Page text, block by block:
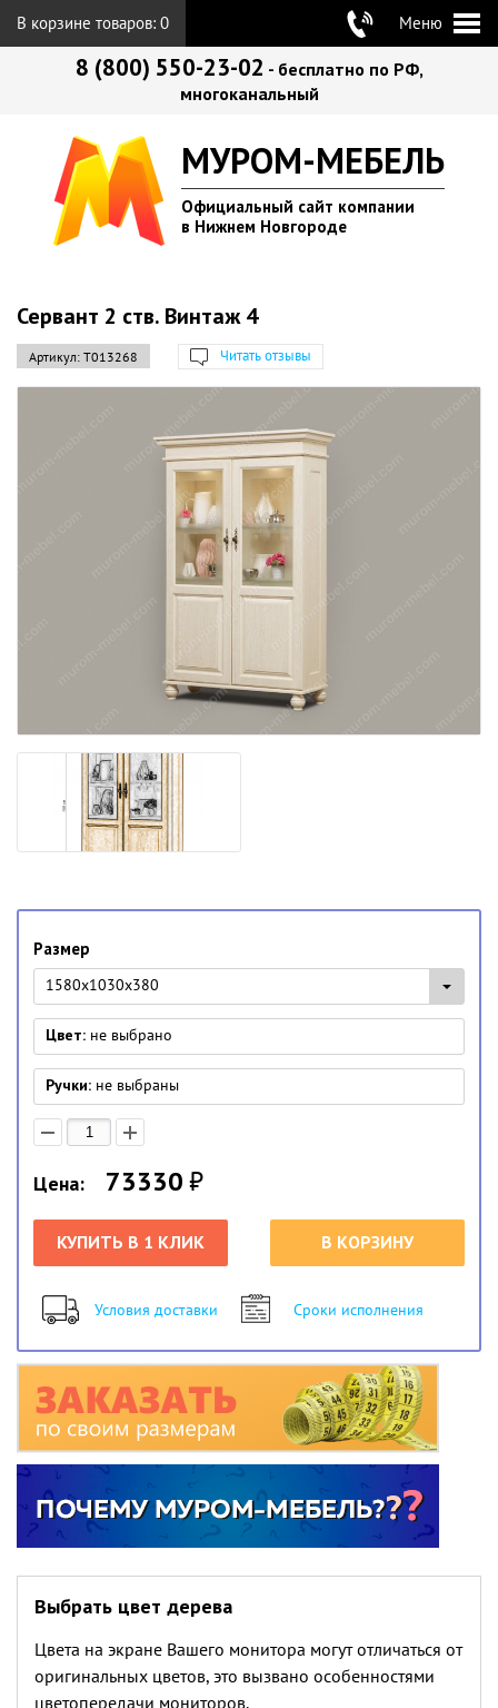
В корзине товаров: 0 Меню
8 (800) 550-23-02 - бесплатно по РФ,
многоканальный
МУРОМ-МЕБЕЛЬ
Официальный сайт компании
в Нижнем Новгороде
Сервант 2 ств. Винтаж 4
Артикул: Т013268 Читать отзывы
Размер
1580x1030x380
Цвет: не выбрано
Ручки: не выбраны
Цена: 73330₽
КУПИТЬ В 1 КЛИК В КОРЗИНУ
Условия доставки Сроки исполнения
Выбрать цвет дерева
Цвета на экране Вашего монитора могут отличаться от
оригинальных цветов, это вызвано особенностями
цветопередачи мониторов.